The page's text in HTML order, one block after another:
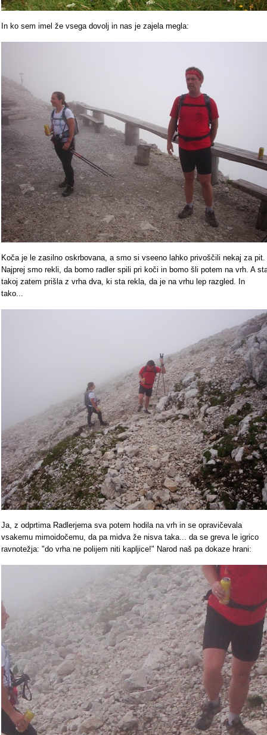
In ko sem imel že vsega dovolj in nas je zajela megla:
Koča je le zasilno oskrbovana, a smo si vseeno lahko privoščili nekaj za pit.
Najprej smo rekli, da bomo radler spili pri koči in bomo šli potem na vrh. A
takoj zatem prišla z vrha dva, ki sta rekla, da je na vrhu lep razgled. In
tako...
Ja, z odprtima Radlerjema sva potem hodila na vrh in se opravičevala
vsakemu mimoidočemu, da pa midva že nisva taka... da se greva le igrico
ravnotežja: "do vrha ne polijem niti kapljice!" Narod naš pa dokaze hrani: